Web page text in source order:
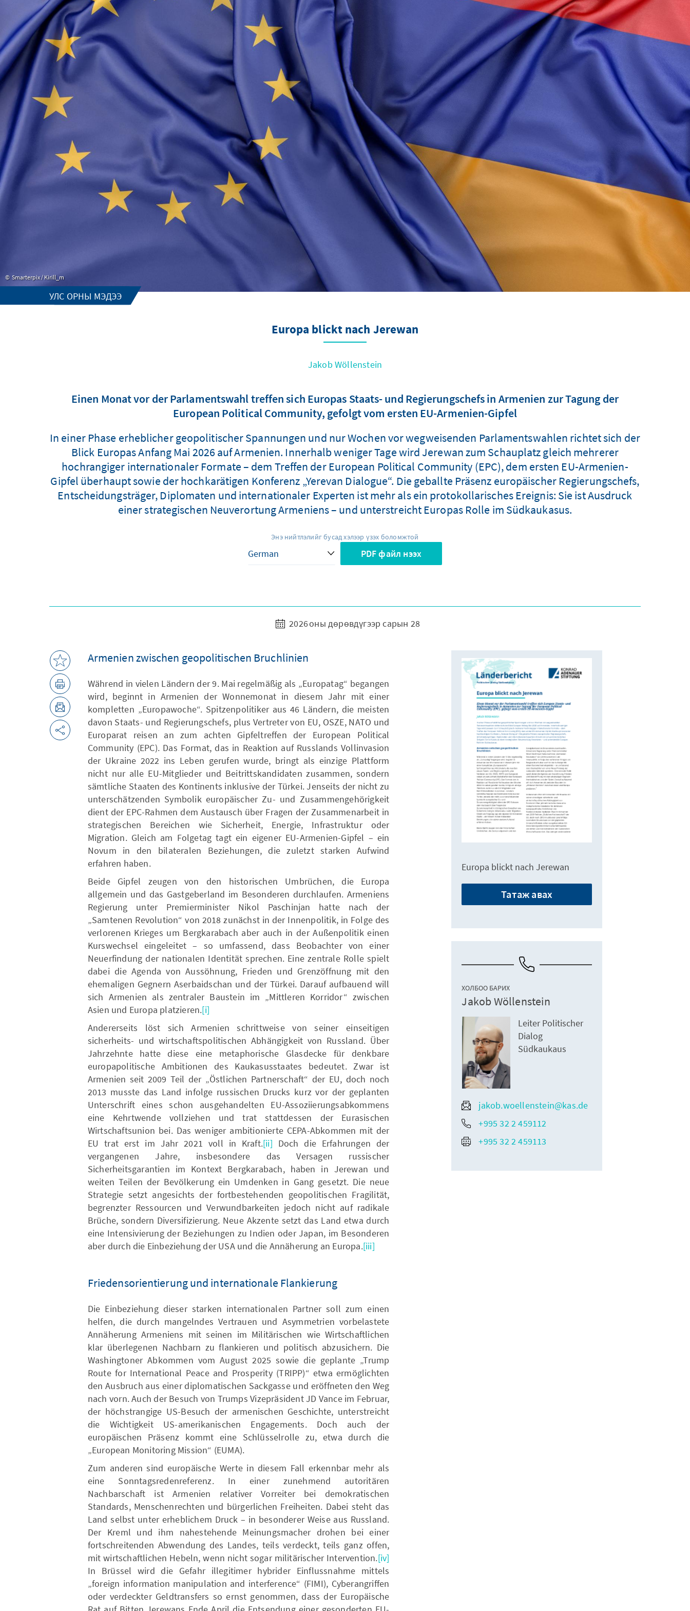
Smarterpix / Kirill_m
УЛС ОРНЫ МЭДЭЭ
Europa blickt nach Jerewan
Jakob Wöllenstein
Einen Monat vor der Parlamentswahl treffen sich Europas Staats- und Regierungschefs in Armenien zur Tagung der
European Political Community, gefolgt vom ersten EU-Armenien-Gipfel
In einer Phase erheblicher geopolitischer Spannungen und nur Wochen vor wegweisenden Parlamentswahlen richtet sich der
Blick Europas Anfang Mai 2026 auf Armenien. Innerhalb weniger Tage wird Jerewan zum Schauplatz gleich mehrerer
hochrangiger internationaler Formate – dem Treffen der European Political Community (EPC), dem ersten EU-Armenien-
Gipfel überhaupt sowie der hochkarätigen Konferenz „Yerevan Dialogue“. Die geballte Präsenz europäischer Regierungschefs,
Entscheidungsträger, Diplomaten und internationaler Experten ist mehr als ein protokollarisches Ereignis: Sie ist Ausdruck
einer strategischen Neuverortung Armeniens – und unterstreicht Europas Rolle im Südkaukasus.
Энэ нийтлэлийг бусад хэлээр үзэх боломжтой
PDF файл нээх
2026 оны дөрөвдүгээр сарын 28
Armenien zwischen geopolitischen Bruchlinien
Während in vielen Ländern der 9. Mai regelmäßig als „Europatag“ begangen
wird, beginnt in Armenien der Wonnemonat in diesem Jahr mit einer
kompletten „Europawoche“. Spitzenpolitiker aus 46 Ländern, die meisten
davon Staats- und Regierungschefs, plus Vertreter von EU, OSZE, NATO und
Europarat reisen an zum achten Gipfeltreffen der European Political
Community (EPC). Das Format, das in Reaktion auf Russlands Vollinvasion
der Ukraine 2022 ins Leben gerufen wurde, bringt als einzige Plattform
nicht nur alle EU-Mitglieder und Beitrittskandidaten zusammen, sondern
sämtliche Staaten des Kontinents inklusive der Türkei. Jenseits der nicht zu
unterschätzenden Symbolik europäischer Zu- und Zusammengehörigkeit
dient der EPC-Rahmen dem Austausch über Fragen der Zusammenarbeit in
strategischen Bereichen wie Sicherheit, Energie, Infrastruktur oder
Migration. Gleich am Folgetag tagt ein eigener EU-Armenien-Gipfel – ein
Novum in den bilateralen Beziehungen, die zuletzt starken Aufwind
erfahren haben.
Beide Gipfel zeugen von den historischen Umbrüchen, die Europa
allgemein und das Gastgeberland im Besonderen durchlaufen. Armeniens
Regierung unter Premierminister Nikol Paschinjan hatte nach der
„Samtenen Revolution“ von 2018 zunächst in der Innenpolitik, in Folge des
verlorenen Krieges um Bergkarabach aber auch in der Außenpolitik einen
Kurswechsel eingeleitet – so umfassend, dass Beobachter von einer
Neuerfindung der nationalen Identität sprechen. Eine zentrale Rolle spielt
dabei die Agenda von Aussöhnung, Frieden und Grenzöffnung mit den
ehemaligen Gegnern Aserbaidschan und der Türkei. Darauf aufbauend will
sich Armenien als zentraler Baustein im „Mittleren Korridor“ zwischen
Asien und Europa platzieren.[i]
Andererseits löst sich Armenien schrittweise von seiner einseitigen
sicherheits- und wirtschaftspolitischen Abhängigkeit von Russland. Über
Jahrzehnte hatte diese eine metaphorische Glasdecke für denkbare
europapolitische Ambitionen des Kaukasusstaates bedeutet. Zwar ist
Armenien seit 2009 Teil der „Östlichen Partnerschaft“ der EU, doch noch
2013 musste das Land infolge russischen Drucks kurz vor der geplanten
Unterschrift eines schon ausgehandelten EU-Assoziierungsabkommens
eine Kehrtwende vollziehen und trat stattdessen der Eurasischen
Wirtschaftsunion bei. Das weniger ambitionierte CEPA-Abkommen mit der
EU trat erst im Jahr 2021 voll in Kraft.[ii] Doch die Erfahrungen der
vergangenen Jahre, insbesondere das Versagen russischer
Sicherheitsgarantien im Kontext Bergkarabach, haben in Jerewan und
weiten Teilen der Bevölkerung ein Umdenken in Gang gesetzt. Die neue
Strategie setzt angesichts der fortbestehenden geopolitischen Fragilität,
begrenzter Ressourcen und Verwundbarkeiten jedoch nicht auf radikale
Brüche, sondern Diversifizierung. Neue Akzente setzt das Land etwa durch
eine Intensivierung der Beziehungen zu Indien oder Japan, im Besonderen
aber durch die Einbeziehung der USA und die Annäherung an Europa.[iii]
Friedensorientierung und internationale Flankierung
Die Einbeziehung dieser starken internationalen Partner soll zum einen
helfen, die durch mangelndes Vertrauen und Asymmetrien vorbelastete
Annäherung Armeniens mit seinen im Militärischen wie Wirtschaftlichen
klar überlegenen Nachbarn zu flankieren und politisch abzusichern. Die
Washingtoner Abkommen vom August 2025 sowie die geplante „Trump
Route for International Peace and Prosperity (TRIPP)“ etwa ermöglichten
den Ausbruch aus einer diplomatischen Sackgasse und eröffneten den Weg
nach vorn. Auch der Besuch von Trumps Vizepräsident JD Vance im Februar,
der höchstrangige US-Besuch der armenischen Geschichte, unterstreicht
die Wichtigkeit US-amerikanischen Engagements. Doch auch der
europäischen Präsenz kommt eine Schlüsselrolle zu, etwa durch die
„European Monitoring Mission“ (EUMA).
Zum anderen sind europäische Werte in diesem Fall erkennbar mehr als
eine Sonntagsredenreferenz. In einer zunehmend autoritären
Nachbarschaft ist Armenien relativer Vorreiter bei demokratischen
Standards, Menschenrechten und bürgerlichen Freiheiten. Dabei steht das
Land selbst unter erheblichem Druck – in besonderer Weise aus Russland.
Der Kreml und ihm nahestehende Meinungsmacher drohen bei einer
fortschreitenden Abwendung des Landes, teils verdeckt, teils ganz offen,
mit wirtschaftlichen Hebeln, wenn nicht sogar militärischer Intervention.[iv]
In Brüssel wird die Gefahr illegitimer hybrider Einflussnahme mittels
„foreign information manipulation and interference“ (FIMI), Cyberangriffen
oder verdeckter Geldtransfers so ernst genommen, dass der Europäische
Europa blickt nach Jerewan
Татаж авах
ХОЛБОО БАРИХ
Jakob Wöllenstein
Leiter Politischer
Dialog
Südkaukaus
jakob.woellenstein@kas.de
+995 32 2 459112
+995 32 2 459113